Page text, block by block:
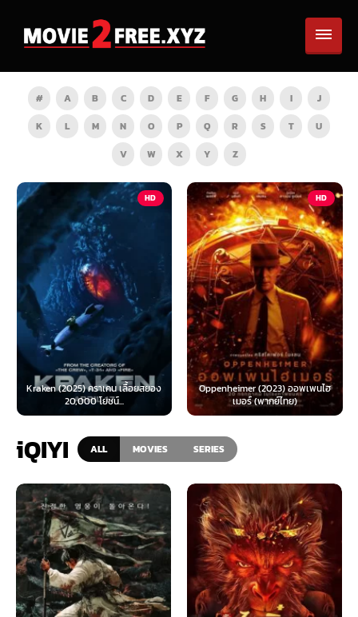
# A B C D E F G H I
J
K
L M N O P Q R S T
U
V
W X Y Z
HD
Kraken (2025) คราเคน เลื้อยสยอง
20,000 โยชน์...
HD
Oppenheimer (2023) ออพเพนไฮ
เมอร์ (พากย์ไทย)
iQIYI ALL MOVIES SERIES